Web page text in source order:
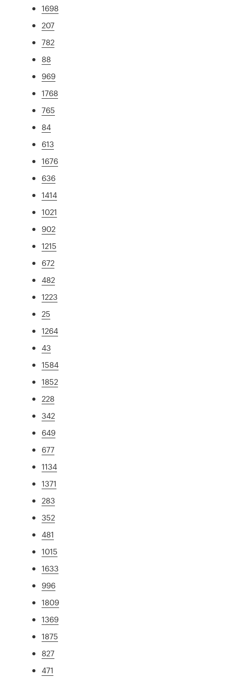
1698
207
782
88
969
1768
765
84
613
1676
636
1414
1021
902
1215
672
482
1223
25
1264
43
1584
1852
228
342
649
677
1134
1371
283
352
481
1015
1633
996
1809
1369
1875
827
471